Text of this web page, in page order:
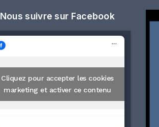
Nous suivre sur Facebook
Cliquez pour accepter les cookies
marketing et activer ce contenu